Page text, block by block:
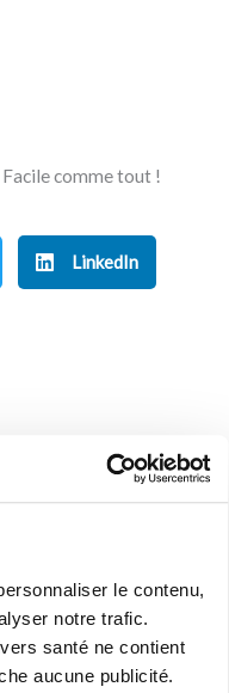
le contenu,
notre trafic.
santé ne contient
aucune publicité.
comme tout !
LinkedIn